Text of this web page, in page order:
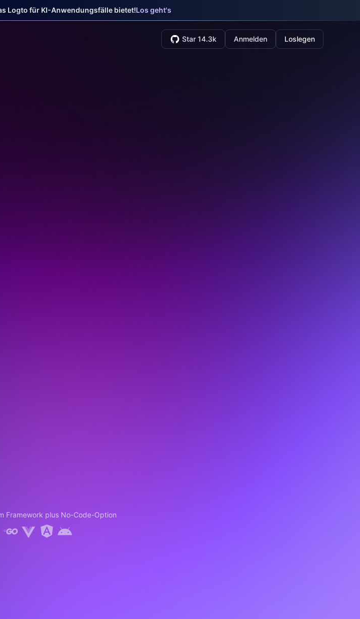
Logto für KI-Anwendungsfälle bietet!Los geht's
Star 14.3k Anmelden Loslegen
Framework plus No-Code-Option